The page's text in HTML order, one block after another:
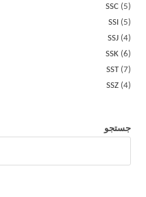
SSC
5
SSI
5
SSJ 4
SSK 6
SST 7
SSZ 4
جستجو